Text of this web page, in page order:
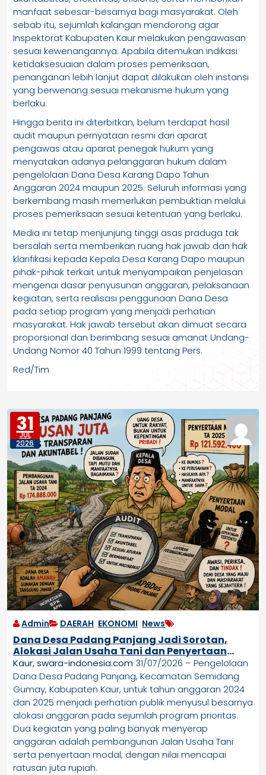
manfaat sebesar-besarnya bagi masyarakat. Oleh
sebab itu, sejumlah kalangan mendorong agar
Inspektorat Kabupaten Kaur melakukan pengawasan
sesuai kewenangannya. Apabila ditemukan indikasi
ketidaksesuaian dalam proses pemeriksaan,
penanganan lebih lanjut dapat dilakukan oleh instansi
yang berwenang sesuai mekanisme hukum yang
berlaku.
Hingga berita ini diterbitkan, belum terdapat hasil
audit maupun pernyataan resmi dari aparat
pengawas atau aparat penegak hukum yang
menyatakan adanya pelanggaran hukum dalam
pengelolaan Dana Desa Karang Dapo Tahun
Anggaran 2024 maupun 2025. Seluruh informasi yang
berkembang masih memerlukan pembuktian melalui
proses pemeriksaan sesuai ketentuan yang berlaku.
Media ini tetap menjunjung tinggi asas praduga tak
bersalah serta memberikan ruang hak jawab dan hak
klarifikasi kepada Kepala Desa Karang Dapo maupun
pihak-pihak terkait untuk menyampaikan penjelasan
mengenai dasar penyusunan anggaran, pelaksanaan
kegiatan, serta realisasi penggunaan Dana Desa
pada setiap program yang menjadi perhatian
masyarakat. Hak jawab tersebut akan dimuat secara
proporsional dan berimbang sesuai amanat Undang-
Undang Nomor 40 Tahun 1999 tentang Pers.
Red/Tim
31
JUL
2026
Admin DAERAH EKONOMI News
Dana Desa Padang Panjang Jadi Sorotan,
Alokasi Jalan Usaha Tani dan Penyertaan
Modal Bernilai Ratusan Juta Diminta Diawasi
Kaur, swara-indonesia.com 31/07/2026 – Pengelolaan
Dana Desa Padang Panjang, Kecamatan Semidang
Gumay, Kabupaten Kaur, untuk tahun anggaran 2024
dan 2025 menjadi perhatian publik menyusul besarnya
alokasi anggaran pada sejumlah program prioritas.
Dua kegiatan yang paling banyak menyerap
anggaran adalah pembangunan Jalan Usaha Tani
serta penyertaan modal, dengan nilai mencapai
ratusan juta rupiah.